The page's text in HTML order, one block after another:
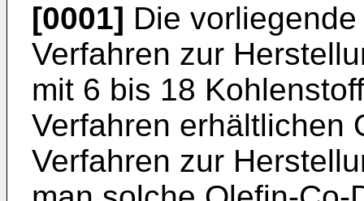
[0001] Die
Verfahren zur
mit 6 bis 18
Verfahren erhältlichen
Verfahren zur